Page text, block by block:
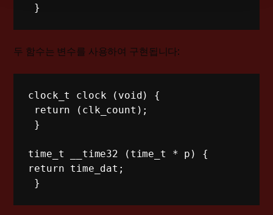
}
두 함수는 변수를 사용하여 구현됩니다:
clock_t clock ( void )
{
return
( clk_count ) ;
}
time_t __time32 ( time_t * p )
{
return time_dat ;
}